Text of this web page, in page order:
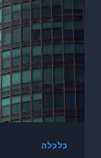
כלכלה